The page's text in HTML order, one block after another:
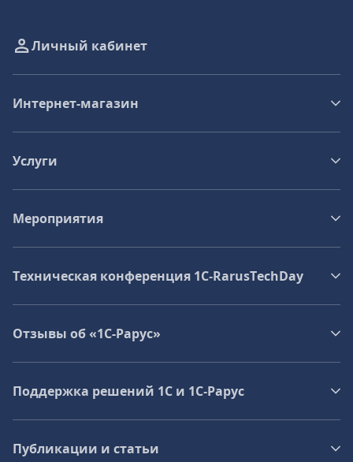
Личный кабинет
Интернет-магазин
Услуги
Мероприятия
Техническая конференция 1C‑RarusTechDay
Отзывы об «1С-Рарус»
Поддержка решений 1С и 1С‑Рарус
Публикации и статьи